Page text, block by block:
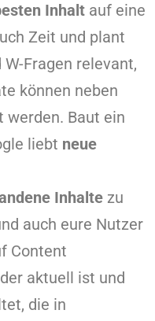
Inhalt auf eine
Zeit und plant
Fragen relevant,
können neben
werden. Baut ein
liebt neue
Inhalte zu
auch eure Nutzer
Content
aktuell ist und
die in